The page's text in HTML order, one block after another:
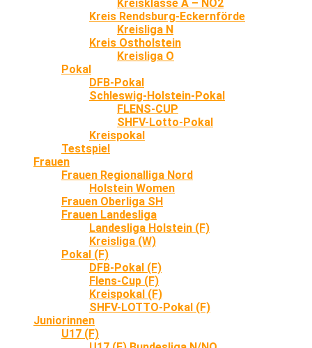
Kreisklasse A – NO2
Kreis Rendsburg-Eckernförde
Kreisliga N
Kreis Ostholstein
Kreisliga O
Pokal
DFB-Pokal
Schleswig-Holstein-Pokal
FLENS-CUP
SHFV-Lotto-Pokal
Kreispokal
Testspiel
Frauen
Frauen Regionalliga Nord
Holstein Women
Frauen Oberliga SH
Frauen Landesliga
Landesliga Holstein (F)
Kreisliga (W)
Pokal (F)
DFB-Pokal (F)
Flens-Cup (F)
Kreispokal (F)
SHFV-LOTTO-Pokal (F)
Juniorinnen
U17 (F)